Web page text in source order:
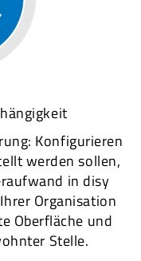
Konfigurieren
werden sollen,
in disy
Organisation
Oberfläche und
Stelle.